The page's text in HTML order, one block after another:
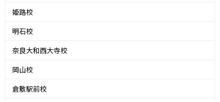
姫路校
明石校
奈良大和西大寺校
岡山校
倉敷駅前校